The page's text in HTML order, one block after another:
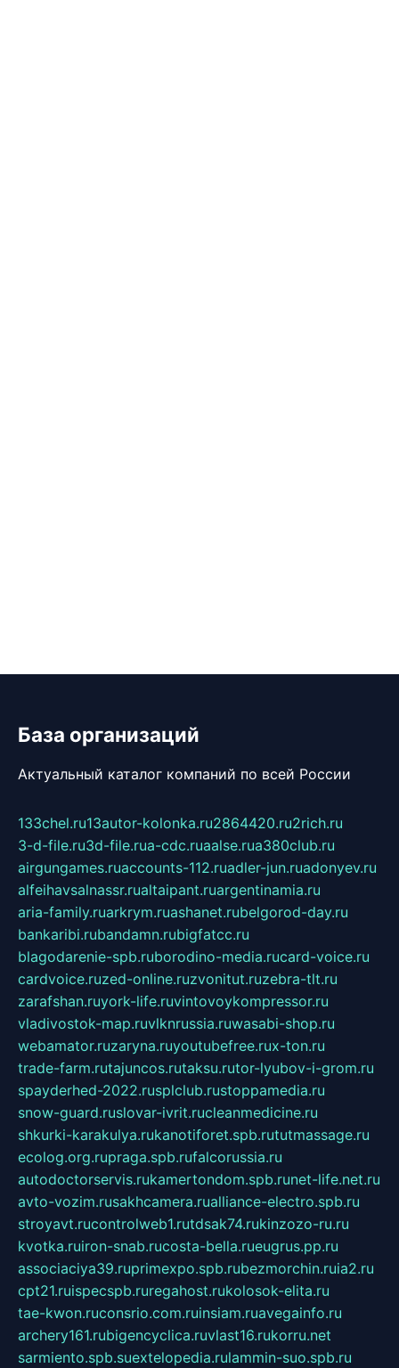
База организаций
Актуальный каталог компаний по всей России
133chel.ru13autor-kolonka.ru2864420.ru2rich.ru
3-d-file.ru3d-file.rua-cdc.ruaalse.rua380club.ru
airgungames.ruaccounts-112.ruadler-jun.ruadonyev.ru
alfeihavsalnassr.rualtaipant.ruargentinamia.ru
aria-family.ruarkrym.ruashanet.rubelgorod-day.ru
bankaribi.rubandamn.rubigfatcc.ru
blagodarenie-spb.ruborodino-media.rucard-voice.ru
cardvoice.ruzed-online.ruzvonitut.ruzebra-tlt.ru
zarafshan.ruyork-life.ruvintovoykompressor.ru
vladivostok-map.ruvlknrussia.ruwasabi-shop.ru
webamator.ruzaryna.ruyoutubefree.rux-ton.ru
trade-farm.rutajuncos.rutaksu.rutor-lyubov-i-grom.ru
spayderhed-2022.rusplclub.rustoppamedia.ru
snow-guard.ruslovar-ivrit.rucleanmedicine.ru
shkurki-karakulya.rukanotiforet.spb.rututmassage.ru
ecolog.org.rupraga.spb.rufalcorussia.ru
autodoctorservis.rukamertondom.spb.runet-life.net.ru
avto-vozim.rusakhcamera.rualliance-electro.spb.ru
stroyavt.rucontrolweb1.rutdsak74.rukinzozo-ru.ru
kvotka.ruiron-snab.rucosta-bella.rueugrus.pp.ru
associaciya39.ruprimexpo.spb.rubezmorchin.ruia2.ru
cpt21.ruispecspb.ruregahost.rukolosok-elita.ru
tae-kwon.ruconsrio.com.ruinsiam.ruavegainfo.ru
archery161.rubigencyclica.ruvlast16.rukorru.net
sarmiento.spb.suextelopedia.rulammin-suo.spb.ru